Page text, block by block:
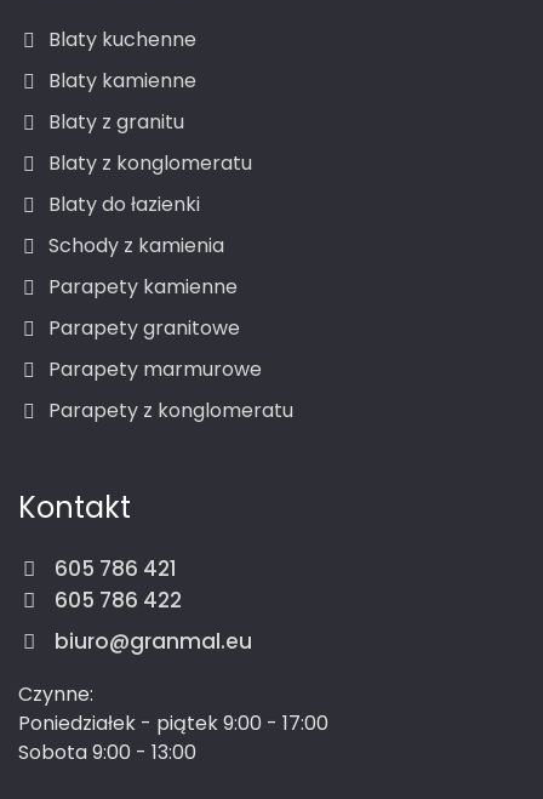
Blaty kuchenne
Blaty kamienne
Blaty z granitu
Blaty z konglomeratu
Blaty do łazienki
Schody z kamienia
Parapety kamienne
Parapety granitowe
Parapety marmurowe
Parapety z konglomeratu
Kontakt
605 786 421
605 786 422
biuro@granmal.eu
Czynne:
Poniedziałek - piątek 9:00 - 17:00
Sobota 9:00 - 13:00